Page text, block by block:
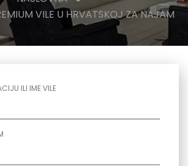
VILE U HRVATSKOJ ZA NAJAM
ILI IME VILE